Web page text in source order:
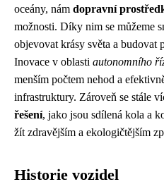
oceány, nám dopravní
možnosti. Díky nim se můžeme
objevovat krásy světa a budovat
Inovace v oblasti autonomního
menším počtem nehod a
infrastruktury. Zároveň se stále
řešení, jako jsou sdílená kola a
žít zdravějším a ekologičtějším
Historie vozidel